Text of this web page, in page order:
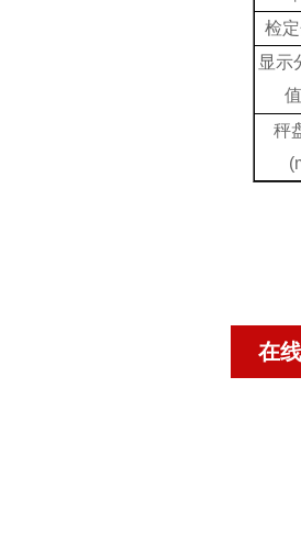
检
显示
值
秤
在